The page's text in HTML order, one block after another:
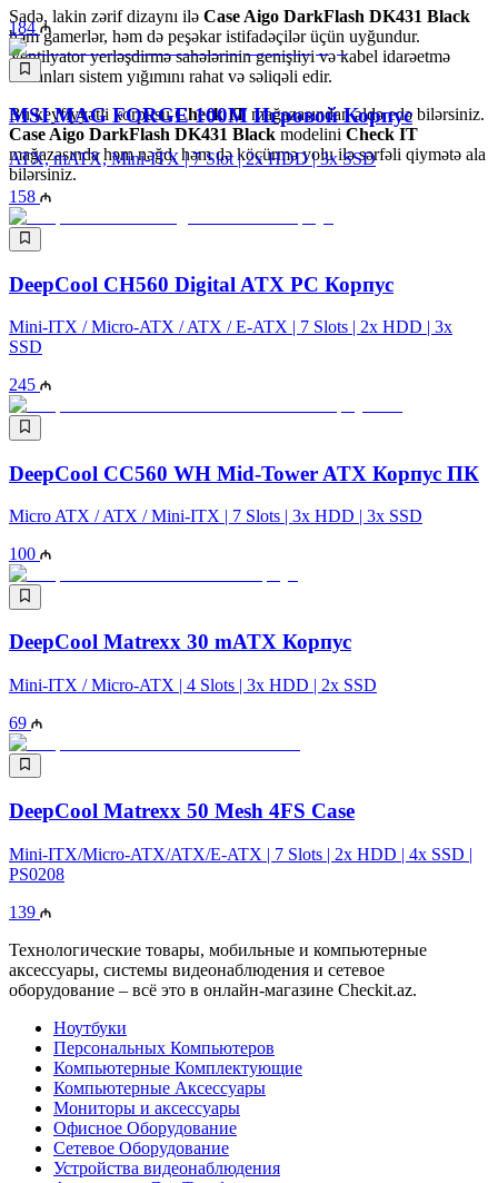
Sadə, lakin zərif dizaynı ilə Case Aigo DarkFlash DK431 Black
həm gamerlər, həm də peşəkar istifadəçilər üçün uyğundur.
Ventilyator yerləşdirmə sahələrinin genişliyi və kabel idarəetmə
imkanları sistem yığımını rahat və səliqəli edir.
Bu keyfiyyətli korpusuCheck ITmağazasından əldə edə bilərsiniz.
Case Aigo DarkFlash DK431 Black modelini Check IT
mağazasında həm nəğd, həm də köçürmə yolu ilə sərfəli qiymətə ala
bilərsiniz.
184
MSI MAG FORGE 100M Игровой Корпус
ATX, mATX, Mini-ITX | 7 Slot | 2x HDD | 3x SSD
158
DeepCool CH560 Digital ATX PC Корпус
Mini-ITX / Micro-ATX / ATX / E-ATX | 7 Slots | 2x HDD | 3x
SSD
245
DeepCool CC560 WH Mid-Tower ATX Корпус ПК
Micro ATX / ATX / Mini-ITX | 7 Slots | 3x HDD | 3x SSD
100
DeepCool Matrexx 30 mATX Корпус
Mini-ITX / Micro-ATX | 4 Slots | 3x HDD | 2x SSD
69
DeepCool Matrexx 50 Mesh 4FS Case
Mini-ITX/Micro-ATX/ATX/E-ATX | 7 Slots | 2x HDD | 4x SSD |
PS0208
139
Технологические товары, мобильные и компьютерные
аксессуары, системы видеонаблюдения и сетевое
оборудование – всё это в онлайн-магазине Checkit.az.
Ноутбуки
Персональных Компьютеров
Компьютерные Комплектующие
Компьютерные Аксессуары
Мониторы и аксессуары
Офисное Оборудование
Сетевое Оборудование
Устройства видеонаблюдения